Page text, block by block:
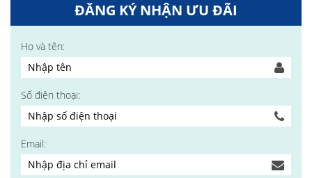
ĐĂNG KÝ NHẬN ƯU ĐÃI
Họ và tên:
Số điện thoại:
Email: